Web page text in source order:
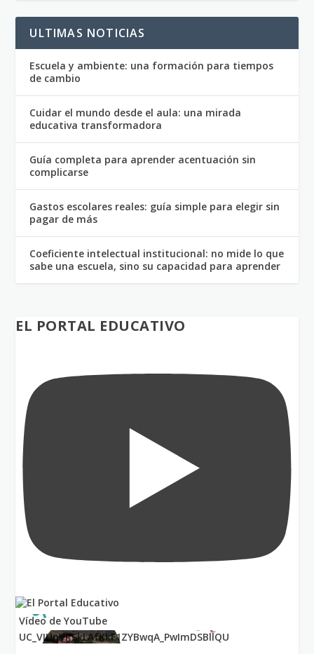
ULTIMAS NOTICIAS
Escuela y ambiente: una formación para tiempos
de cambio
Cuidar el mundo desde el aula: una mirada
educativa transformadora
Guía completa para aprender acentuación sin
complicarse
Gastos escolares reales: guía simple para elegir sin
pagar de más
Coeficiente intelectual institucional: no mide lo que
sabe una escuela, sino su capacidad para aprender
EL PORTAL EDUCATIVO
Vídeo de YouTube
UC_VIUnVRSkLAfKkF1ZYBwqA_PwImDSBllQU